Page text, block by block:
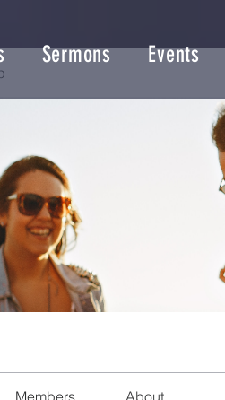
Sermons Events
Members About